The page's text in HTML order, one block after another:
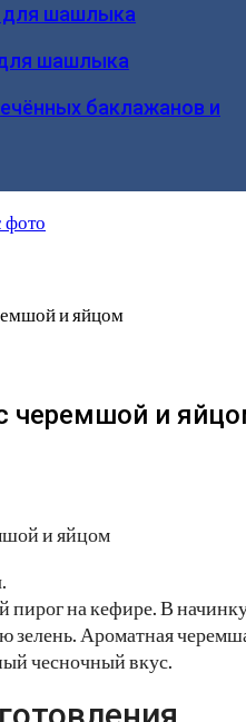
для шашлыка
шашлыка
баклажанов и
и яйцом
черемшой и
пирог на кефире. В
зелень. Ароматная
чесночный вкус.